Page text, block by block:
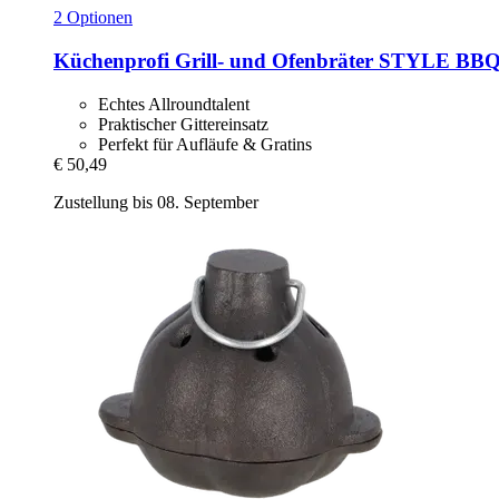
2 Optionen
Küchenprofi Grill-​ und Ofenbräter STYLE
Echtes Allroundtalent
Praktischer Gittereinsatz
Perfekt für Aufläufe & Gratins
€ 50,49
Zustellung bis 08. September